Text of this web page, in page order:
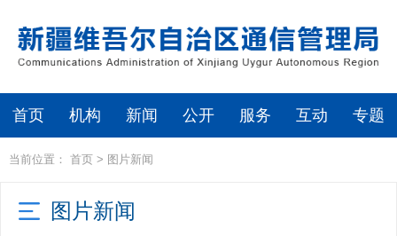
首页 机构 新闻 公开 服务 互动 专题
当前位置： 首页 > 图片新闻
图片新闻